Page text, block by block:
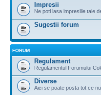
Impresii
Ne poti lasa impresiile tale
Sugestii forum
FORUM
Regulament
Regulamentul Forumului
Diverse
Aici se poate posta tot ce